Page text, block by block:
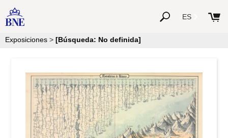
ES
Exposiciones > [Búsqueda: No definida]